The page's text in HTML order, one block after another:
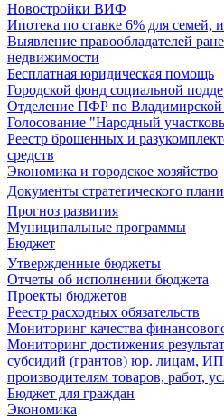
Новостройки ВИФ
Ипотека по ставке 6% для семей,
Выявление правообладателей
недвижимости
Бесплатная юридическая помощь
Городской фонд социальной
Отделение ПФР по Владимирской
Голосование "Народный
Реестр брошенных и
средств
Экономика и городское хозяйство
Документы стратегического
Прогноз развития
Муниципальные программы
Бюджет
Утвержденные бюджеты
Отчеты об исполнении бюджета
Проекты бюджетов
Реестр расходных обязательств
Мониторинг качества
Мониторинг достижения
субсидий (грантов) юр. лицам,
производителям товаров, работ,
Бюджет для граждан
Экономика